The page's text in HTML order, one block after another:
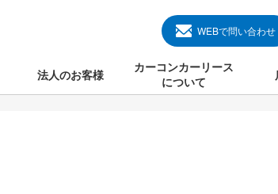
WEBで問い合わせ
法人のお客様
カーコンカーリース
について